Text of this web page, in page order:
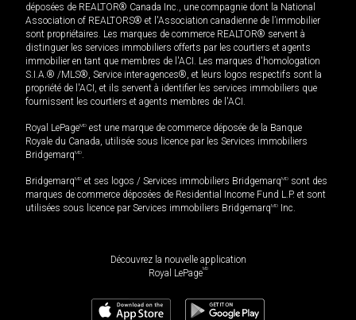
déposées de REALTOR® Canada Inc., une compagnie dont la National
Association of REALTORS® et l'Association canadienne de l’immobilier
sont propriétaires. Les marques de commerce REALTOR® servent à
distinguer les services immobiliers offerts par les courtiers et agents
immobilier en tant que membres de l'ACI. Les marques d'homologation
S.I.A.® /MLS®, Service inter-agences®, et leurs logos respectifs sont la
propriété de l'ACI, et ils servent à identifier les services immobiliers que
fournissent les courtiers et agents membres de l'ACI.
Royal LePageMD est une marque de commerce déposée de la Banque
Royale du Canada, utilisée sous licence par les Services immobiliers
BridgemarqMD
BridgemarqMD et ses logos / Services immobiliers BridgemarqMD sont des
marques de commerce déposées de Residential Income Fund L.P. et sont
utilisées sous licence par Services immobiliers BridgemarqMD Inc.
Découvrez la nouvelle application
Royal LePageMD